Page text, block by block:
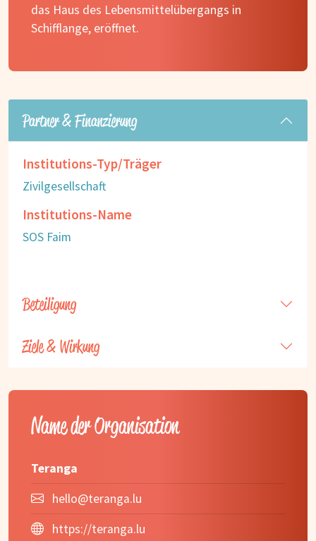
das Haus des Lebensmittelübergangs in
Schifflange, eröffnet.
Partner & Finanzierung
Institutions-Typ/Träger
Zivilgesellschaft
Institutions-Name
SOS Faim
Beteiligung
Ziele & Wirkung
Name der Organisation
Teranga
hello@teranga.lu
https://teranga.lu